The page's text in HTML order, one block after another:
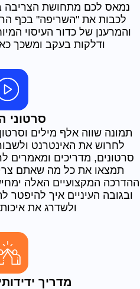
נמאס לכם מתחושת הצריבה
לכבות את "השריפה" בכף
והמרענן של כדור העיסוי
ודלקות בעקב ומשכך
סרטוני
תמונה שווה אלף מילים
לחרוש את האינטרנט
סרטונים, מדריכים ומאמרים
תמצאו את כל מה שאתם
ההדרכה המקצועיים האלה
ובגובה העיניים איך להיפטר
ולשדרג את
מדריך